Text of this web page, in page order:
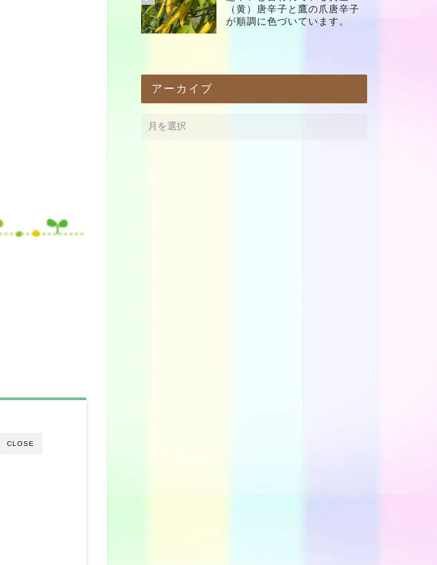
CLOSE
（黄）唐辛子と鷹の爪唐辛子
が順調に色づいています。
アーカイブ